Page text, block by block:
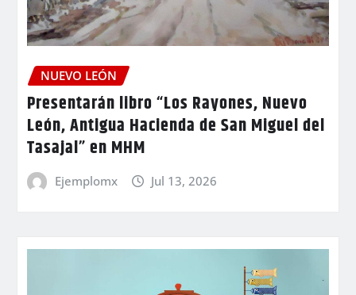
NUEVO LEÓN
Presentarán libro “Los Rayones, Nuevo
León, Antigua Hacienda de San Miguel del
Tasajal” en MHM
Ejemplomx Jul 13, 2026